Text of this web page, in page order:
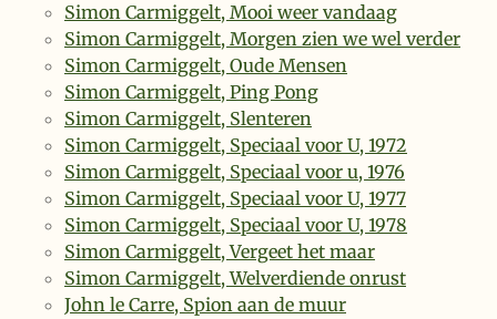
Simon Carmiggelt, Mooi weer vandaag
Simon Carmiggelt, Morgen zien we wel verder
Simon Carmiggelt, Oude Mensen
Simon Carmiggelt, Ping Pong
Simon Carmiggelt, Slenteren
Simon Carmiggelt, Speciaal voor U, 1972
Simon Carmiggelt, Speciaal voor u, 1976
Simon Carmiggelt, Speciaal voor U, 1977
Simon Carmiggelt, Speciaal voor U, 1978
Simon Carmiggelt, Vergeet het maar
Simon Carmiggelt, Welverdiende onrust
John le Carre, Spion aan de muur